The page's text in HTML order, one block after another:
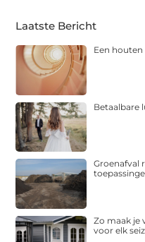
Laatste Bericht
Een
Betaalbare
Groenafval
Zo maak je
voor elk